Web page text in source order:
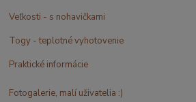
Veľkosti - s nohavičkami
Togy - teplotné vyhotovenie
Praktické informácie
Fotogalerie, malí uživatelia :)